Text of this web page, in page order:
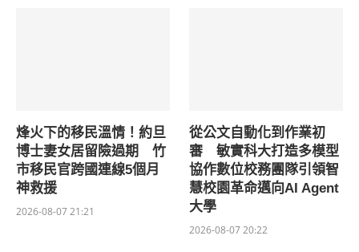
烽火下的移民溫情！約旦
博士妻女居留險過期 竹
市移民官跨國連線5個月
神救援
2026-08-07 21:21
從公文自動化到作業初
審 敏實科大打造多模型
協作數位校務團隊引領智
慧校園革命邁向AI Agent
大學
2026-08-07 20:22